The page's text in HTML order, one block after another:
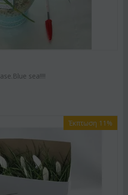
sea!!!!
Έκπτωση 11%